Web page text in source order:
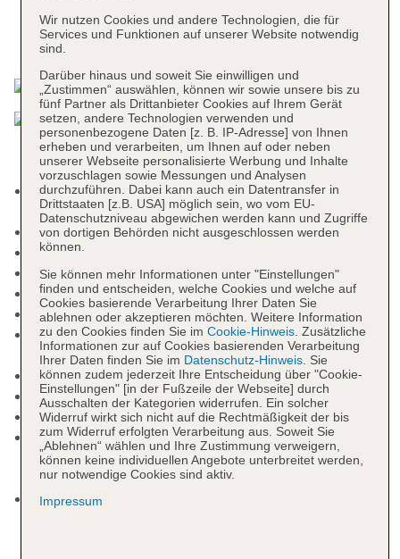
Das bietet Ihre Unterkunft
Kurtaxe/Ökotaxe/Touristensteuer zahlbar vor Ort:
pro Tag ab 2.10 EUR
Nichtraucherhotel
Check-in Zeit ab 15:00 Uhr
Check-out Zeit bis 11:00 Uhr
Hoteleröffnung: 1997
Letzte Komplettrenovierung: 2014
Rezeption: Sprachen: deutsch, englisch, polnisch,
Hotelsafe: ohne Gebühr
Lift
Gartenanlage, Sonnenterrasse
Pools: 3
Relaxpool: Januar - Dezember, Indoor,
Thermalwasser, überdacht, im Wellnessbereich,
Liegen: ohne Gebühr
Pool „Liquid Sound Pool“: ab 16 Jahre, Januar -
Wir nutzen Cookies und andere Technologien, die für
Services und Funktionen auf unserer Website notwendig
sind.
Darüber hinaus und soweit Sie einwilligen und
„Zustimmen“ auswählen, können wir sowie unsere bis zu
fünf Partner als Drittanbieter Cookies auf Ihrem Gerät
setzen, andere Technologien verwenden und
personenbezogene Daten [z. B. IP-Adresse] von Ihnen
erheben und verarbeiten, um Ihnen auf oder neben
unserer Webseite personalisierte Werbung und Inhalte
vorzuschlagen sowie Messungen und Analysen
durchzuführen. Dabei kann auch ein Datentransfer in
Drittstaaten [z.B. USA] möglich sein, wo vom EU-
Datenschutzniveau abgewichen werden kann und Zugriffe
von dortigen Behörden nicht ausgeschlossen werden
können.
Sie können mehr Informationen unter "Einstellungen"
finden und entscheiden, welche Cookies und welche auf
Cookies basierende Verarbeitung Ihrer Daten Sie
ablehnen oder akzeptieren möchten. Weitere Information
zu den Cookies finden Sie im Cookie-Hinweis. Zusätzliche
Informationen zur auf Cookies basierenden Verarbeitung
Ihrer Daten finden Sie im Datenschutz-Hinweis. Sie
können zudem jederzeit Ihre Entscheidung über "Cookie-
Einstellungen" [in der Fußzeile der Webseite] durch
Ausschalten der Kategorien widerrufen. Ein solcher
Widerruf wirkt sich nicht auf die Rechtmäßigkeit der bis
zum Widerruf erfolgten Verarbeitung aus. Soweit Sie
„Ablehnen“ wählen und Ihre Zustimmung verweigern,
können keine individuellen Angebote unterbreitet werden,
nur notwendige Cookies sind aktiv.
Impressum